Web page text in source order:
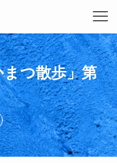
つ散歩」第